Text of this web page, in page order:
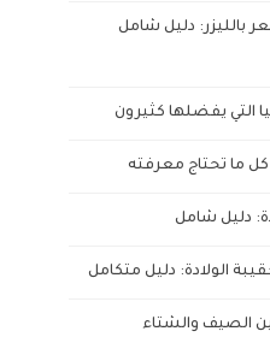
بالليزر: دليل شامل
التي يفضلها كثيرون
كل ما تحتاج معرفته
دليل شامل
الولادة: دليل متكامل
الصيف والشتاء